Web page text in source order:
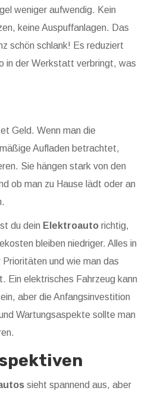
weniger aufwendig. Kein
keine Auspuffanlagen. Das
schön schlank! Es reduziert
in der Werkstatt verbringt, was
Geld. Wenn man die
Aufladen betrachtet,
Sie hängen stark von den
ob man zu Hause lädt oder an
du dein Elektroauto richtig,
bleiben niedriger. Alles in
und wie man das
Ein elektrisches Fahrzeug kann
aber die Anfangsinvestition
Wartungsaspekte sollte man
sieht spannend aus, aber